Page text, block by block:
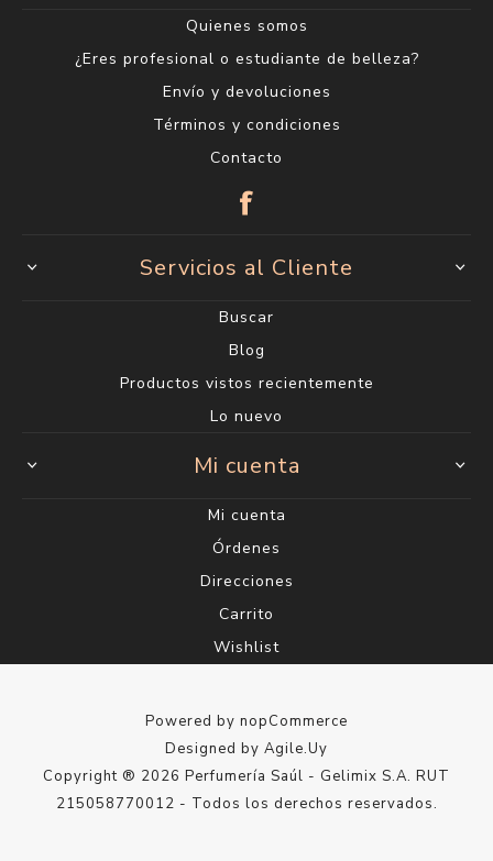
Quienes somos
¿Eres profesional o estudiante de belleza?
Envío y devoluciones
Términos y condiciones
Contacto
Servicios al Cliente
Buscar
Blog
Productos vistos recientemente
Lo nuevo
Mi cuenta
Mi cuenta
Órdenes
Direcciones
Carrito
Wishlist
Powered by nopCommerce
Designed by Agile.Uy
Copyright ® 2026 Perfumería Saúl - Gelimix S.A. RUT
215058770012 - Todos los derechos reservados.